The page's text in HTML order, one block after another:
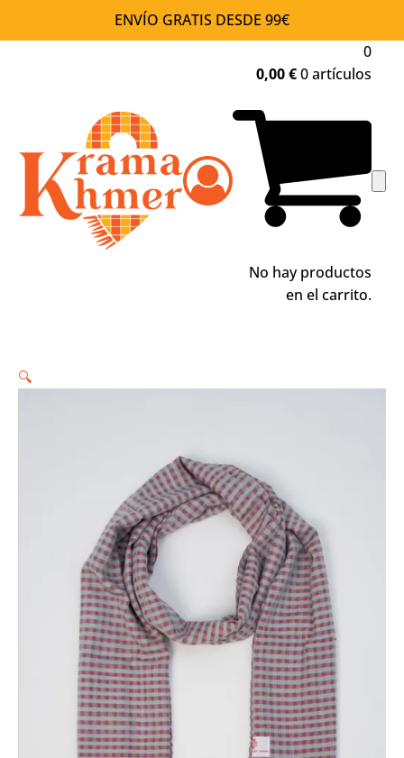
ENVÍO GRATIS DESDE 99€
0
0,00€0 artículos
No hay productos
en el carrito.
🔍